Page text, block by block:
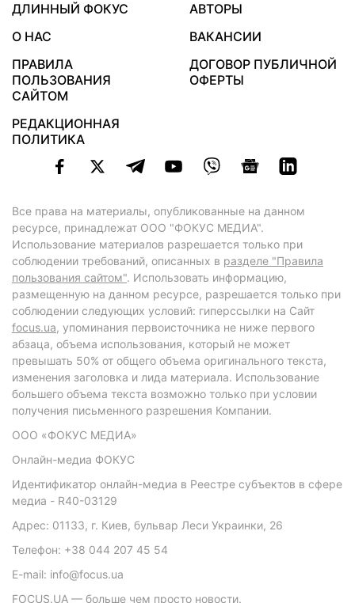
ДЛИННЫЙ ФОКУС
АВТОРЫ
О НАС
ВАКАНСИИ
ПРАВИЛА
ПОЛЬЗОВАНИЯ
САЙТОМ
ДОГОВОР ПУБЛИЧНОЙ
ОФЕРТЫ
РЕДАКЦИОННАЯ
ПОЛИТИКА
Все права на материалы, опубликованные на данном
ресурсе, принадлежат ООО "ФОКУС МЕДИА".
Использование материалов разрешается только при
соблюдении требований, описанных в разделе "Правила
пользования сайтом". Использовать информацию,
размещенную на данном ресурсе, разрешается только при
соблюдении следующих условий: гиперссылки на Сайт
focus.ua, упоминания первоисточника не ниже первого
абзаца, объема использования, который не может
превышать 50% от общего объема оригинального текста,
изменения заголовка и лида материала. Использование
большего объема текста возможно только при условии
получения письменного разрешения Компании.
ООО «ФОКУС МЕДИА»
Онлайн-медиа ФОКУС
Идентификатор онлайн-медиа в Реестре субъектов в сфере
медиа - R40-03129
Адрес: 01133, г. Киев, бульвар Леси Украинки, 26
Телефон: +38 044 207 45 54
E-mail: info@focus.ua
FOCUS.UA — больше чем просто новости.